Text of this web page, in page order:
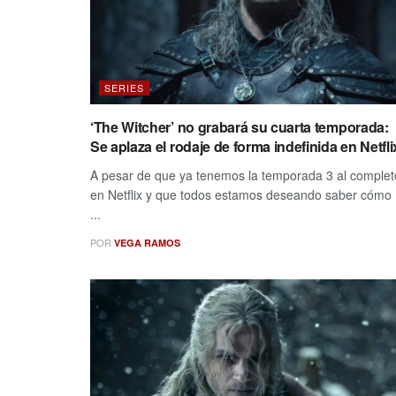
SERIES
‘The Witcher’ no grabará su cuarta temporada:
Se aplaza el rodaje de forma indefinida en
A pesar de que ya tenemos la temporada 3 al
en Netflix y que todos estamos deseando saber cómo
...
POR VEGA RAMOS